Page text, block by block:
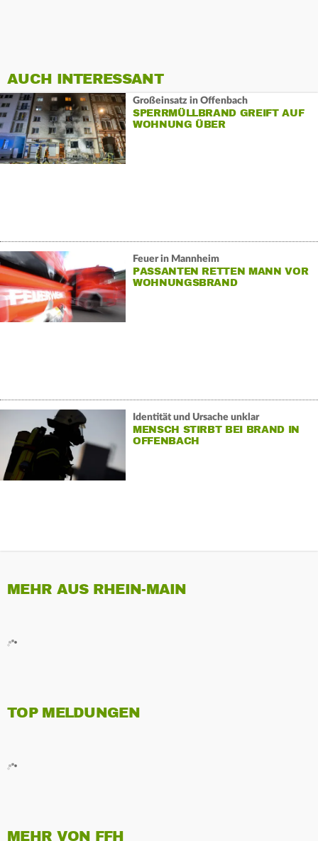
AUCH INTERESSANT
Großeinsatz in Offenbach
SPERRMÜLLBRAND GREIFT AUF
WOHNUNG ÜBER
Feuer in Mannheim
PASSANTEN RETTEN MANN VOR
WOHNUNGSBRAND
Identität und Ursache unklar
MENSCH STIRBT BEI BRAND IN
OFFENBACH
MEHR AUS RHEIN-MAIN
TOP MELDUNGEN
MEHR VON FFH